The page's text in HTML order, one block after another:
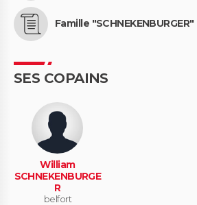
Famille "SCHNEKENBURGER"
SES COPAINS
William
SCHNEKENBURGE
R
belfort